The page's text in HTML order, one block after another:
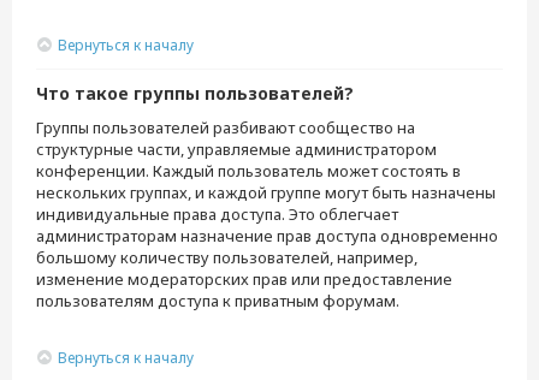
Вернуться к началу
Что такое группы пользователей?
Группы пользователей разбивают сообщество на
структурные части, управляемые администратором
конференции. Каждый пользователь может состоять в
нескольких группах, и каждой группе могут быть назначены
индивидуальные права доступа. Это облегчает
администраторам назначение прав доступа одновременно
большому количеству пользователей, например,
изменение модераторских прав или предоставление
пользователям доступа к приватным форумам.
Вернуться к началу